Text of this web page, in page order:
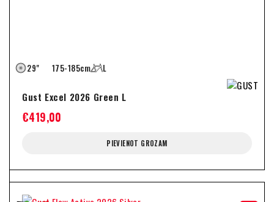
29" 175-185cm L
Gust Excel 2026 Green L
€419,00
PIEVIENOT GROZAM